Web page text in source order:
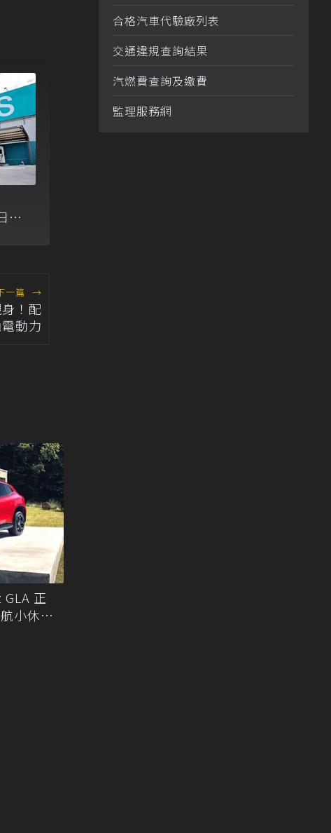
最
一篇 →
！配
動力
正
小休
合格汽車代驗廠列表
交通違規查詢結果
汽燃費查詢及繳費
監理服務網